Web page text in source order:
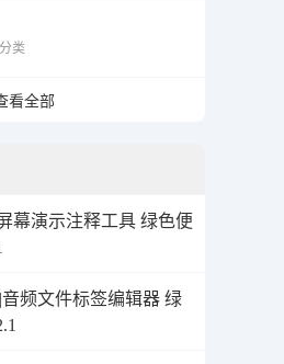
类
看全部
幕演示注释工具 绿色便
音频文件标签编辑器 绿